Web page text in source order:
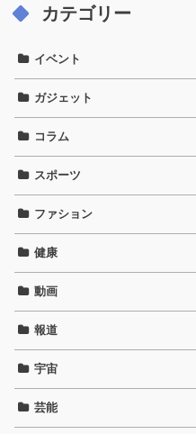
カテゴリー
イベント
ガジェット
コラム
スポーツ
ファション
健康
動画
報道
宇宙
芸能